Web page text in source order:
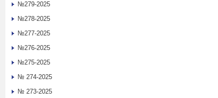
№279-2025
№278-2025
№277-2025
№276-2025
№275-2025
№ 274-2025
№ 273-2025